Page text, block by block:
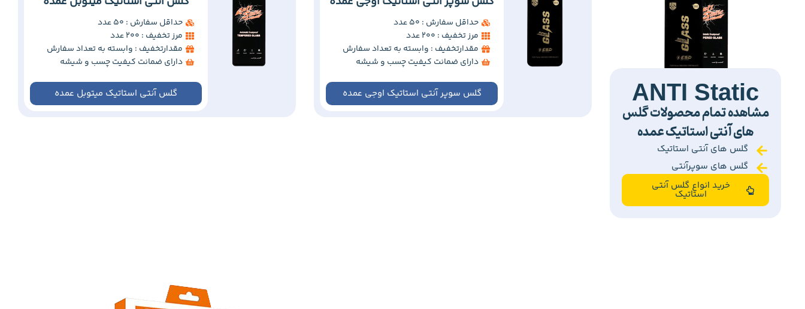
ANTI Static
مشاهده تمام محصولات گلس
های آنتی استاتیک عمده
گلس های آنتی استاتیک
گلس های سوپرآنتی
خرید انواع گلس آنتی
استاتیک
حداقل سفارش : 50 عدد
مرز تخفیف : 200 عدد
مقدارتخفیف : وابسته به تعداد سفارش
دارای ضمانت کیفیت چسب و شیشه
گلس سوپر آنتی استاتیک اوجی عمده
حداقل سفارش : 50 عدد
مرز تخفیف : 200 عدد
مقدارتخفیف : وابسته به تعداد سفارش
دارای ضمانت کیفیت چسب و شیشه
گلس آنتی استاتیک میتوبل عمده